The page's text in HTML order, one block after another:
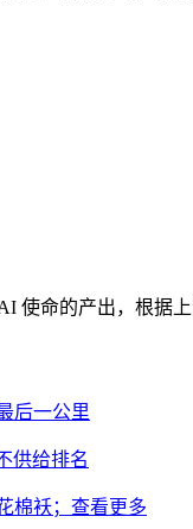
使命的产出，根据
后一公里
供给排名
棉袄；查看更多